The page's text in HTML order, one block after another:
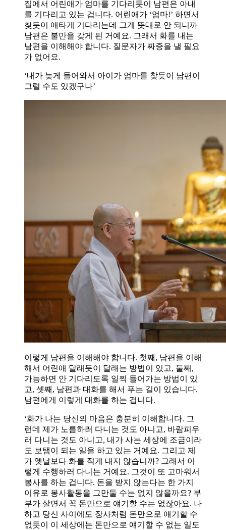
집에서 어린애가 엄마를 기다리듯이 남편은 아내
를 기다리고 있는 겁니다. 어린애가 ‘엄마!’ 하면서
찾듯이 애타게 기다리는데 그게 뜻대로 안 되니까
남편은 불만을 갖게 된 거예요. 그래서 화를 내는
남편을 이해해야 합니다. 질문자가 짜증을 낼 필요
가 없어요.
‘내가 늦게 들어와서 아이가 엄마를 찾듯이 남편이
그럴 수도 있겠구나’
이렇게 남편을 이해해야 합니다. 첫째, 남편을 이해
해서 어린애 달래듯이 달래는 방법이 있고, 둘째,
가능하면 안 기다리도록 일찍 들어가는 방법이 있
고, 셋째, 남편과 대화를 해서 푸는 길이 있습니다.
남편에게 이렇게 대화를 하는 겁니다.
‘화가 나는 당신의 마음은 충분히 이해합니다. 그
런데 제가 노름하러 다니는 것도 아니고, 바람피우
러 다니는 것도 아니고, 내가 사는 세상에 조금이라
도 보탬이 되는 일을 하고 있는 거예요. 그리고 제
가 옛날보다 화를 적게 내지 않습니까? 그래서 이
렇게 수행하러 다니는 거예요. 그것이 또 고마워서
봉사를 하는 겁니다. 돈을 받지 않는다는 한 가지
이유로 봉사활동을 그만둘 수는 없지 않을까요? 부
부가 살면서 꼭 돈만으로 얘기할 수는 없잖아요. 나
하고 당신 사이에도 장사처럼 돈만으로 얘기할 수
없듯이 이 세상에는 돈만으로 얘기할 수 없는 일도